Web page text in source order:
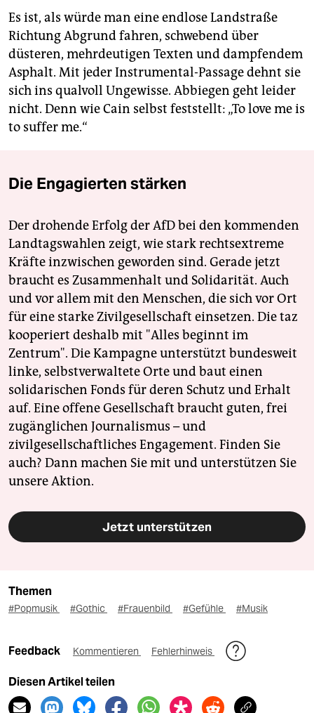
Es ist, als würde man eine endlose Landstraße
Richtung Abgrund fahren, schwebend über
düsteren, mehrdeutigen Texten und dampfendem
Asphalt. Mit jeder Instrumental-Passage dehnt sie
sich ins qualvoll Ungewisse. Abbiegen geht leider
nicht. Denn wie Cain selbst feststellt: „To love me is
to suffer me.“
Die Engagierten stärken
Der drohende Erfolg der AfD bei den kommenden
Landtagswahlen zeigt, wie stark rechtsextreme
Kräfte inzwischen geworden sind. Gerade jetzt
braucht es Zusammenhalt und Solidarität. Auch
und vor allem mit den Menschen, die sich vor Ort
für eine starke Zivilgesellschaft einsetzen. Die taz
kooperiert deshalb mit "Alles beginnt im
Zentrum". Die Kampagne unterstützt bundesweit
linke, selbstverwaltete Orte und baut einen
solidarischen Fonds für deren Schutz und Erhalt
auf. Eine offene Gesellschaft braucht guten, frei
zugänglichen Journalismus – und
zivilgesellschaftliches Engagement. Finden Sie
auch? Dann machen Sie mit und unterstützen Sie
unsere Aktion.
Jetzt unterstützen
Themen
#Popmusik #Gothic #Frauenbild #Gefühle #Musik
Feedback Kommentieren Fehlerhinweis
Diesen Artikel teilen